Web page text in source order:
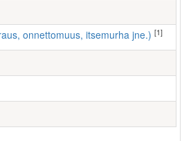
onnettomuus, itsemurha jne.) [1]